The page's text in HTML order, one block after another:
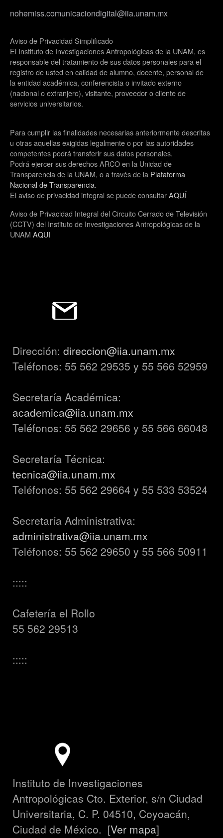
nohemiss.comunicaciondigital@iia.unam.mx
Aviso de Privacidad Simplificado
El Instituto de Investigaciones Antropológicas de la UNAM, es
responsable del tratamiento de sus datos personales para el
registro de usted en calidad de alumno, docente, personal de
la entidad académica, conferencista o invitado externo
(nacional o extranjero), visitante, proveedor o cliente de
servicios universitarios.
Para cumplir las finalidades necesarias anteriormente descritas
u otras aquellas exigidas legalmente o por las autoridades
competentes podrá transferir sus datos personales.
Podrá ejercer sus derechos ARCO en la Unidad de
Transparencia de la UNAM, o a través de la Plataforma
Nacional de Transparencia.
El aviso de privacidad integral se puede consultarAQUÍ
Aviso de Privacidad Integral del Circuito Cerrado de Televisión
(CCTV) del Instituto de Investigaciones Antropológicas de la
UNAM AQUI
Dirección: direccion@iia.unam.mx
Teléfonos: 55 562 29535 y 55 566 52959
Secretaría Académica:
academica@iia.unam.mx
Teléfonos: 55 562 29656 y 55 566 66048
Secretaría Técnica:
tecnica@iia.unam.mx
Teléfonos: 55 562 29664 y 55 533 53524
Secretaría Administrativa:
administrativa@iia.unam.mx
Teléfonos: 55 562 29650 y 55 566 50911
:::::
Cafetería el Rollo
55 562 29513
:::::
Instituto de Investigaciones
Antropológicas Cto. Exterior, s/n Ciudad
Universitaria, C. P. 04510, Coyoacán,
Ciudad de México. [Ver mapa]